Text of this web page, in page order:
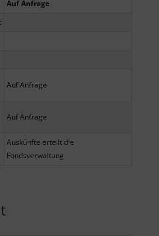
Auf Anfrage
Auf Anfrage
Auf Anfrage
Auskünfte erteilt die
Fondsverwaltung